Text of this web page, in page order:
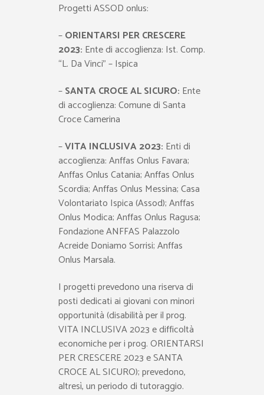
Progetti ASSOD onlus:
–ORIENTARSI PER CRESCERE
2023: Ente di accoglienza: Ist. Comp.
“L. Da Vinci” – Ispica
–SANTA CROCE AL SICURO: Ente
di accoglienza: Comune di Santa
Croce Camerina
–VITA INCLUSIVA 2023: Enti di
accoglienza: Anffas Onlus Favara;
Anffas Onlus Catania; Anffas Onlus
Scordia; Anffas Onlus Messina; Casa
Volontariato Ispica (Assod); Anffas
Onlus Modica; Anffas Onlus Ragusa;
Fondazione ANFFAS Palazzolo
Acreide Doniamo Sorrisi; Anffas
Onlus Marsala.
I progetti prevedono una riserva di
posti dedicati ai giovani con minori
opportunità (disabilità per il prog.
VITA INCLUSIVA 2023 e difficoltà
economiche per i prog. ORIENTARSI
PER CRESCERE 2023 e SANTA
CROCE AL SICURO); prevedono,
altresì, un periodo di tutoraggio.